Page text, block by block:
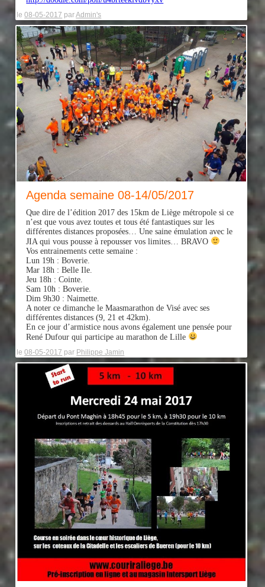
le08-05-2017 parAdmin's
Agenda semaine 08-14/05/2017
Que dire de l’édition 2017 des 15km de Liège métropole si ce
n’est que vous avez toutes et tous été fantastiques sur les
différentes distances proposées… Une saine émulation avec le
JIA qui vous pousse à repousser vos limites… BRAVO
Vos entrainements cette semaine :
Lun 19h : Boverie.
Mar 18h : Belle Ile.
Jeu 18h : Cointe.
Sam 10h : Boverie.
Dim 9h30 : Naimette.
A noter ce dimanche le Maasmarathon de Visé avec ses
différentes distances (9, 21 et 42km).
En ce jour d’armistice nous avons également une pensée pour
René Dufour qui participe au marathon de Lille
le08-05-2017 par Philippe Jamin